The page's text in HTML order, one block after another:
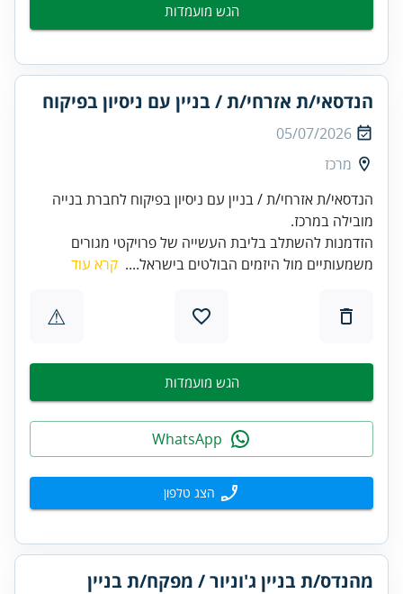
הגש מועמדות
הנדסאי/ת אזרחי/ת / בניין עם ניסיון בפיקוח
05/07/2026
מרכז
הנדסאי/ת אזרחי/ת / בניין עם ניסיון בפיקוח לחברת בנייה
מובילה במרכז.
הזדמנות להשתלב בליבת העשייה של פרויקטי מגורים
משמעותיים מול היזמים הבולטים בישראל.... קרא עוד
⚠
הגש מועמדות
הצג טלפון
מהנדס/ת בניין ג'וניור / מפקח/ת בניין